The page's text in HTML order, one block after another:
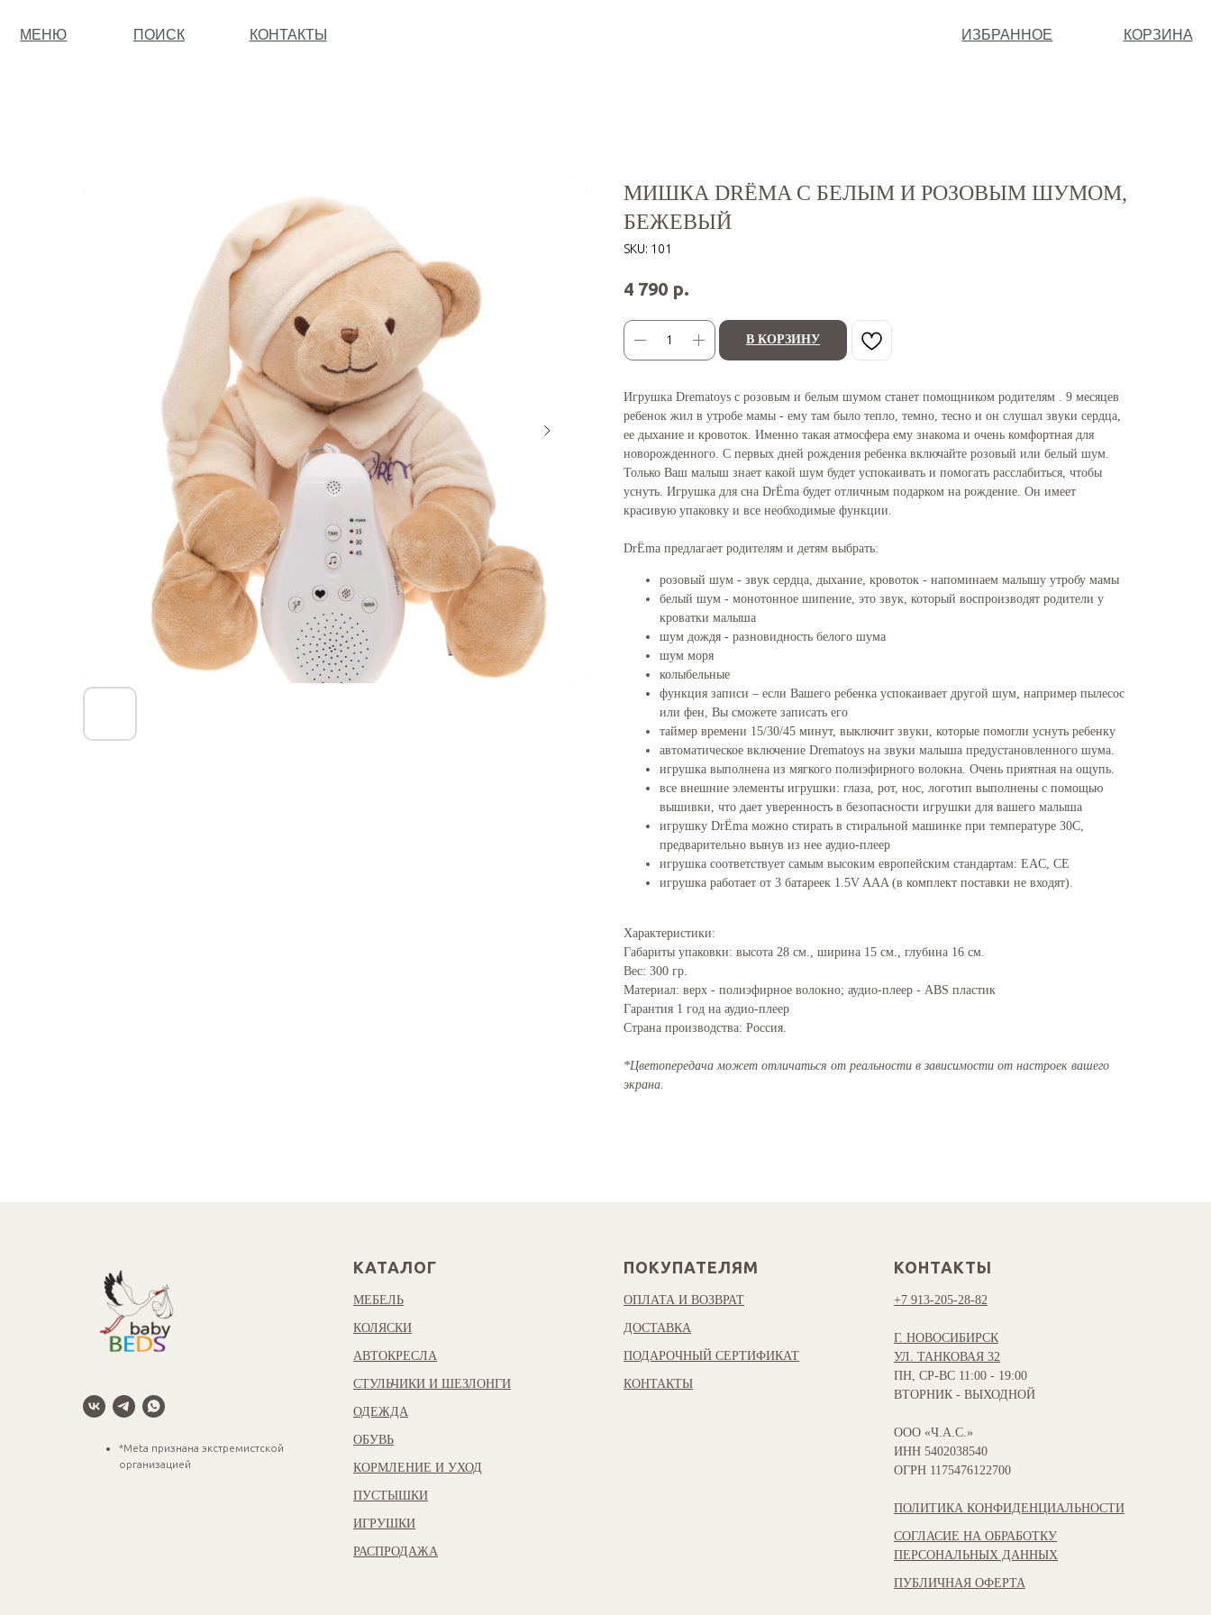
КОРЗИНА
КОНТАКТЫ
ПОИСК
МЕНЮ
МИШКА DRЁMA С БЕЛЫМ И РОЗОВЫМ ШУМОМ,
БЕЖЕВЫЙ
SKU: 101
4 790 р.
В КОРЗИНУ
Игрушка Drematoys с розовым и белым шумом станет помощником родителям . 9 месяцев
ребенок жил в утробе мамы - ему там было тепло, темно, тесно и он слушал звуки сердца,
ее дыхание и кровоток. Именно такая атмосфера ему знакома и очень комфортная для
новорожденного. С первых дней рождения ребенка включайте розовый или белый шум.
Только Ваш малыш знает какой шум будет успокаивать и помогать расслабиться, чтобы
уснуть. Игрушка для сна DrЁma будет отличным подарком на рождение. Он имеет
красивую упаковку и все необходимые функции.
DrЁma предлагает родителям и детям выбрать:
розовый шум - звук сердца, дыхание, кровоток - напоминаем малышу утробу мамы
белый шум - монотонное шипение, это звук, который воспроизводят родители у
кроватки малыша
шум дождя - разновидность белого шума
шум моря
колыбельные
функция записи – если Вашего ребенка успокаивает другой шум, например пылесос
или фен, Вы сможете записать его
таймер времени 15/30/45 минут, выключит звуки, которые помогли уснуть ребенку
автоматическое включение Drematoys на звуки малыша предустановленного шума.
игрушка выполнена из мягкого полиэфирного волокна. Очень приятная на ощупь.
все внешние элементы игрушки: глаза, рот, нос, логотип выполнены с помощью
вышивки, что дает уверенность в безопасности игрушки для вашего малыша
игрушку DrЁma можно стирать в стиральной машинке при температуре 30С,
предварительно вынув из нее аудио-плеер
игрушка соответствует самым высоким европейским стандартам: EAC, CE
игрушка работает от 3 батареек 1.5V AAA (в комплект поставки не входят).
Характеристики:
Габариты упаковки: высота 28 см., ширина 15 см., глубина 16 см.
Вес: 300 гр.
Материал: верх - полиэфирное волокно; аудио-плеер - ABS пластик
Гарантия 1 год на аудио-плеер
Страна производства: Россия.
*Цветопередача может отличаться от реальности в зависимости от настроек вашего
экрана.
*Meta признана экстремистской
организацией
КАТАЛОГ
МЕБЕЛЬ
КОЛЯСКИ
АВТОКРЕСЛА
СТУЛЬЧИКИ И ШЕЗЛОНГИ
ОДЕЖДА
ОБУВЬ
КОРМЛЕНИЕ И УХОД
ПУСТЫШКИ
ИГРУШКИ
РАСПРОДАЖА
ПОКУПАТЕЛЯМ
ОПЛАТА И ВОЗВРАТ
ДОСТАВКА
ПОДАРОЧНЫЙ СЕРТИФИКАТ
КОНТАКТЫ
КОНТАКТЫ
+7 913-205-28-82
Г. НОВОСИБИРСК
УЛ. ТАНКОВАЯ 32
ПН, СР-ВС 11:00 - 19:00
ВТОРНИК - ВЫХОДНОЙ
ООО «Ч.А.С.»
ИНН 5402038540
ОГРН 1175476122700
ПОЛИТИКА КОНФИДЕНЦИАЛЬНОСТИ
СОГЛАСИЕ НА ОБРАБОТКУ
ПЕРСОНАЛЬНЫХ ДАННЫХ
ПУБЛИЧНАЯ ОФЕРТА